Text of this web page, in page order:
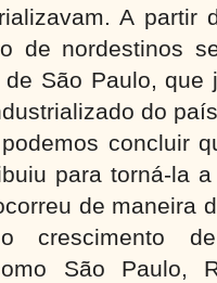
A partir
de nordestinos
São Paulo,
do
concluir
para torná-la
de maneira
o crescimento
São Paulo,